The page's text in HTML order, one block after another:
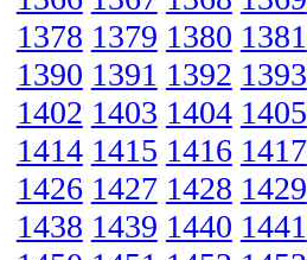
1378 1379 1380 1381
1390 1391 1392 1393
1402 1403 1404 1405
1414 1415 1416 1417
1426 1427 1428 1429
1438 1439 1440 1441